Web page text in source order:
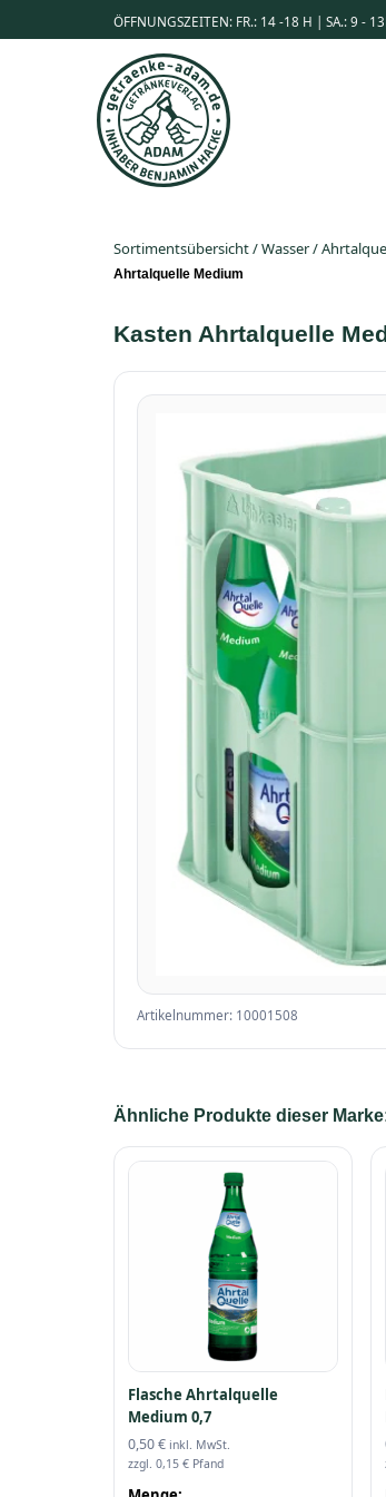
ÖFFNUNGSZEITEN: FR.: 14 -18 H | SA.: 9 -
Sortimentsübersicht/Wasser/
Ahrtalquelle Medium
Kasten Ahrtalquelle
Artikelnummer: 10001508
Ähnliche Produkte dieser
Flasche Ahrtalquelle
Medium 0,7
0,50€ inkl. MwSt.
zzgl. 0,15 € Pfand